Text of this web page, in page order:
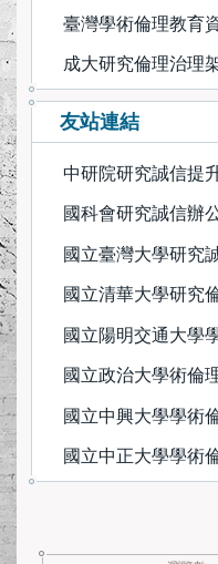
學術誠信線上課程
學術誠信相關資源
學術誠信電子報
常見問答(FAQ)
相關新聞
臺灣學術倫理教育
成大研究倫理治理
友站連結
中研院研究誠信提
國科會研究誠信辦
國立臺灣大學研究
國立清華大學研究
國立陽明交通大學
國立政治大學術倫
國立中興大學學術
國立中正大學學術